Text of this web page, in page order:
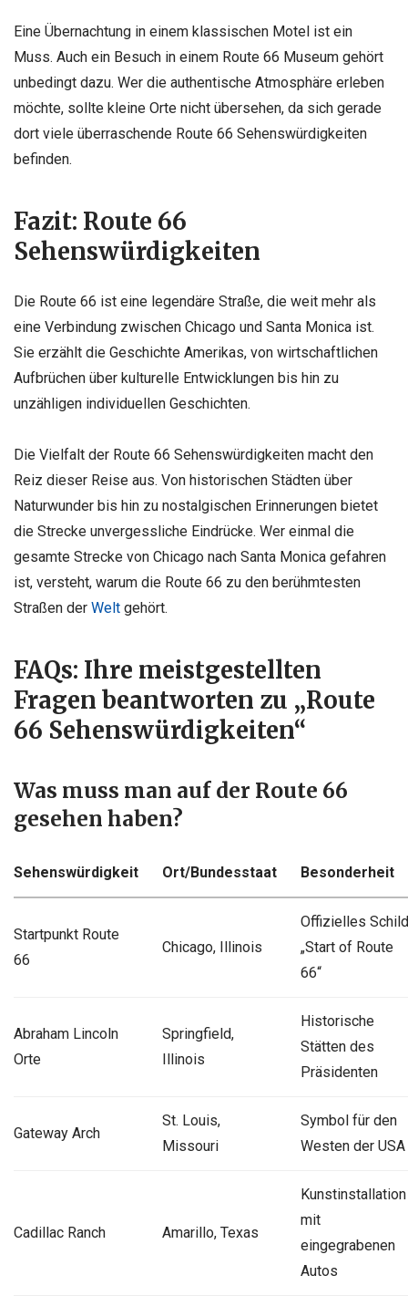
Eine Übernachtung in einem klassischen Motel ist ein
Muss. Auch ein Besuch in einem Route 66 Museum gehört
unbedingt dazu. Wer die authentische Atmosphäre erleben
möchte, sollte kleine Orte nicht übersehen, da sich gerade
dort viele überraschende Route 66 Sehenswürdigkeiten
befinden.
Fazit: Route 66
Sehenswürdigkeiten
Die Route 66 ist eine legendäre Straße, die weit mehr als
eine Verbindung zwischen Chicago und Santa Monica ist.
Sie erzählt die Geschichte Amerikas, von wirtschaftlichen
Aufbrüchen über kulturelle Entwicklungen bis hin zu
unzähligen individuellen Geschichten.
Die Vielfalt der Route 66 Sehenswürdigkeiten macht den
Reiz dieser Reise aus. Von historischen Städten über
Naturwunder bis hin zu nostalgischen Erinnerungen bietet
die Strecke unvergessliche Eindrücke. Wer einmal die
gesamte Strecke von Chicago nach Santa Monica gefahren
ist, versteht, warum die Route 66 zu den berühmtesten
Straßen der Welt gehört.
FAQs: Ihre meistgestellten
Fragen beantworten zu „Route
66 Sehenswürdigkeiten“
Was muss man auf der Route 66
gesehen haben?
Sehenswürdigkeit Ort/Bundesstaat Besonderheit
Startpunkt Route
66
Chicago, Illinois
Offizielles Schild
„Start of Route
66“
Abraham Lincoln
Orte
Springfield,
Illinois
Historische
Stätten des
Präsidenten
Gateway Arch
St. Louis,
Missouri
Symbol für den
Westen der USA
Cadillac Ranch Amarillo, Texas
Kunstinstallation
mit
eingegrabenen
Autos